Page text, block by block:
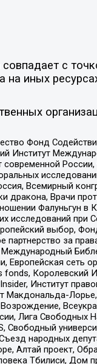
с
иных
Фонд
Всемирный
Врачи
Фалуньгун
исследований при
выбор,
за
Европейская
Институт
Макдональда-
Лига Свободных
народных
Алтай проект,
Тбилиси, Дом